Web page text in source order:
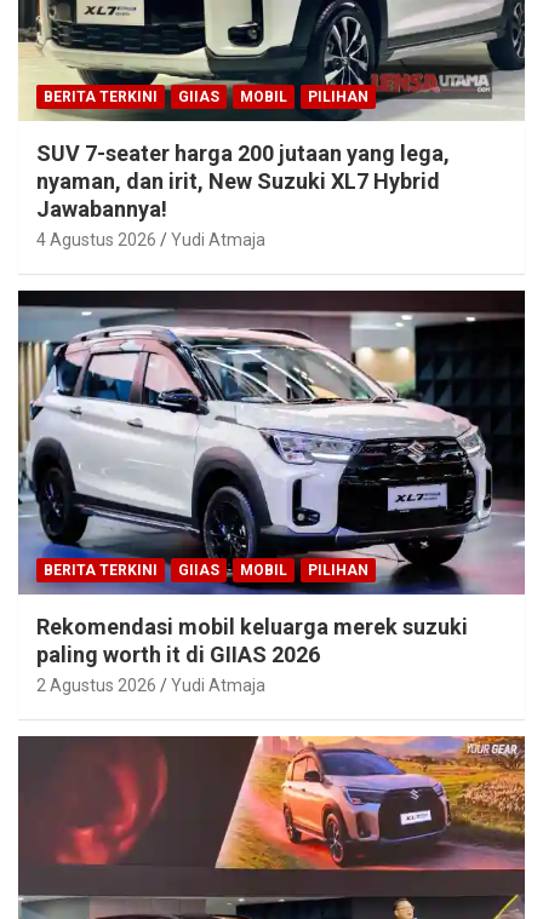
BERITA TERKINI GIIAS MOBIL PILIHAN
SUV 7-seater harga 200 jutaan yang lega,
nyaman, dan irit, New Suzuki XL7 Hybrid
Jawabannya!
4 Agustus 2026 Yudi Atmaja
BERITA TERKINI GIIAS MOBIL PILIHAN
Rekomendasi mobil keluarga merek suzuki
paling worth it di GIIAS 2026
2 Agustus 2026 Yudi Atmaja